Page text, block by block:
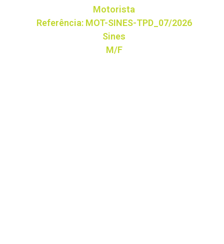
Motorista
Referência: MOT-SINES-TPD_07/2026
Sines
M/F